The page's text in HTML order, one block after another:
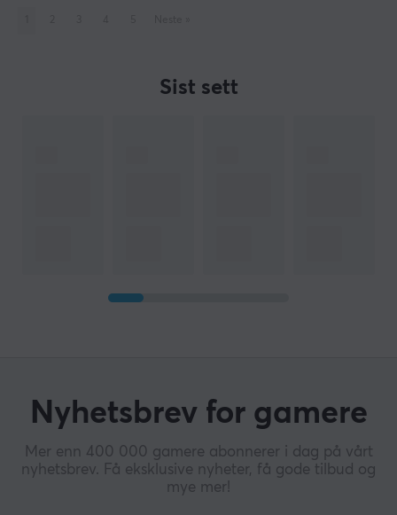
Sist sett
Nyhetsbrev for gamere
Mer enn 400 000 gamere abonnerer i dag på vårt
nyhetsbrev. Få eksklusive nyheter, få gode tilbud og
mye mer!